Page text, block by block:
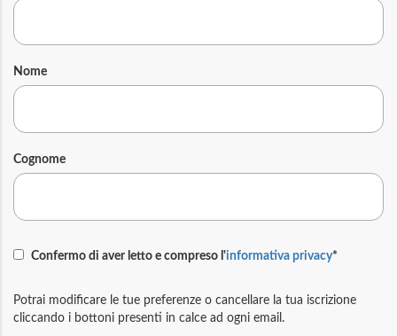
Nome
Cognome
Confermo di aver letto e compreso l'informativa privacy*
Potrai modificare le tue preferenze o cancellare la tua iscrizione
cliccando i bottoni presenti in calce ad ogni email.